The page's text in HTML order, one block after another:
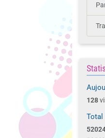
128
Total